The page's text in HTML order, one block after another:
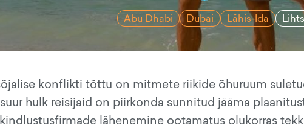
Abu Dhabi Dubai Lähis-Ida
konflikti tõttu on mitmete riikide õhuruum
hulk reisijaid on piirkonda sunnitud jääma
lähenemine ootamatus olukorras